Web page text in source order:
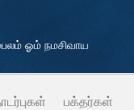
ஓம் நமசிவாய
பக்தர்கள்